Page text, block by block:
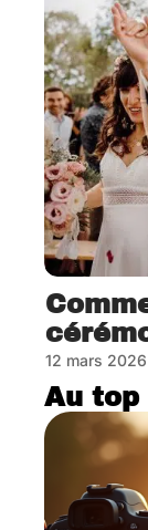
12 mars 2026
Au top